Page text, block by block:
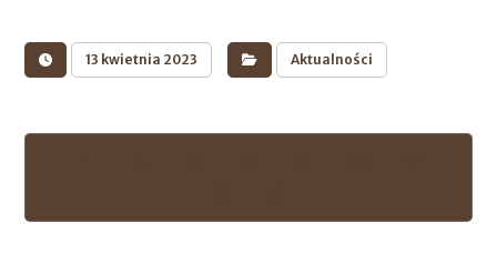
13 kwietnia 2023 Aktualności